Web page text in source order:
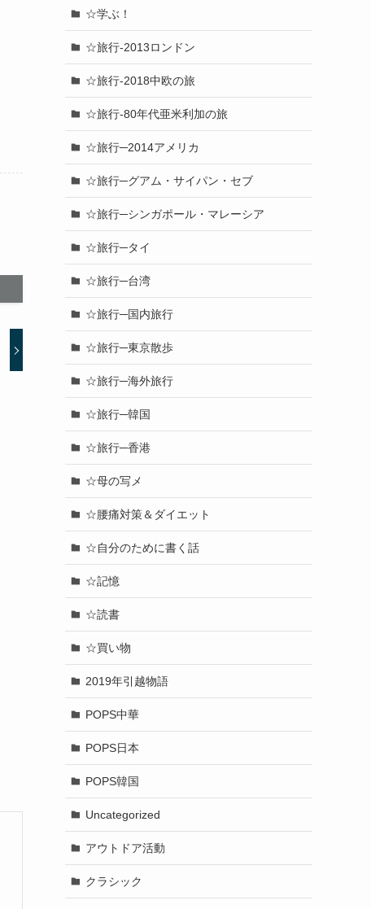
☆学ぶ！
☆旅行-2013ロンドン
☆旅行-2018中欧の旅
☆旅行-80年代亜米利加の旅
☆旅行─2014アメリカ
☆旅行─グアム・サイパン・セブ
☆旅行─シンガポール・マレーシア
☆旅行─タイ
☆旅行─台湾
☆旅行─国内旅行
☆旅行─東京散歩
☆旅行─海外旅行
☆旅行─韓国
☆旅行─香港
☆母の写メ
☆腰痛対策＆ダイエット
☆自分のために書く話
☆記憶
☆読書
☆買い物
2019年引越物語
POPS中華
POPS日本
POPS韓国
Uncategorized
アウトドア活動
クラシック